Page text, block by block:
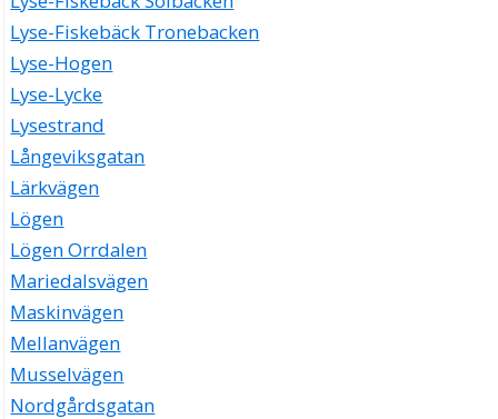
Lyse-Fiskebäck Tronebacken
Lyse-Hogen
Lyse-Lycke
Lysestrand
Långeviksgatan
Lärkvägen
Lögen
Lögen Orrdalen
Mariedalsvägen
Maskinvägen
Mellanvägen
Musselvägen
Nordgårdsgatan